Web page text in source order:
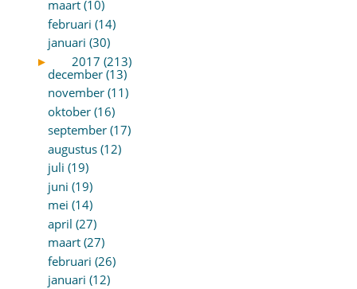
maart (10)
februari (14)
januari (30)
►
2017 (213)
december (13)
november (11)
oktober (16)
september (17)
augustus (12)
juli (19)
juni (19)
mei (14)
april (27)
maart (27)
februari (26)
januari (12)